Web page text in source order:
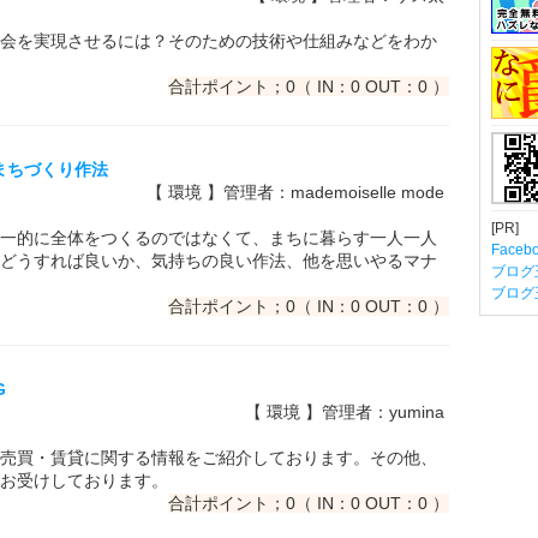
を実現させるには？そのための技術や仕組みなどをわか
合計ポイント；0（ IN：0 OUT：0 ）
づくり作法
【 環境 】管理者：mademoiselle mode
的に全体をつくるのではなくて、まちに暮らす一人一人
うすれば良いか、気持ちの良い作法、他を思いやるマナ
合計ポイント；0（ IN：0 OUT：0 ）
【 環境 】管理者：yumina
買・賃貸に関する情報をご紹介しております。その他、
受けしております。
合計ポイント；0（ IN：0 OUT：0 ）
[PR]
ブロ
ブロ